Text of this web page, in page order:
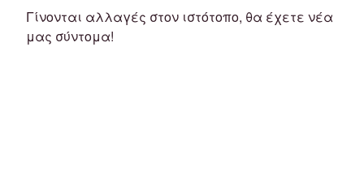
Γίνονται αλλαγές στον ιστότοπο, θα έχετε νέα
μας σύντομα!